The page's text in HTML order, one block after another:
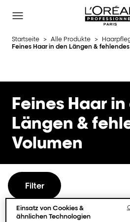
L'Oréal Professionnel Paris
Site Menu
Startseite > Alle Produkte >
Feines Haar in den Längen &
Feines Haar
Längen &
Volumen
Filter
Einsatz von Cookies &
ähnlichen Technologien